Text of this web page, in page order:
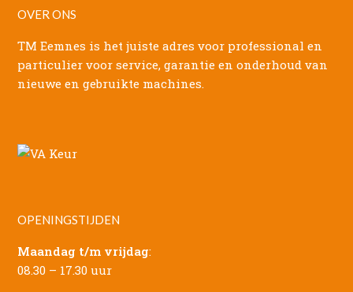
OVER ONS
TM Eemnes is het juiste adres voor professional en
particulier voor service, garantie en onderhoud van
nieuwe en gebruikte machines.
OPENINGSTIJDEN
Maandag t/m vrijdag:
08.30 – 17.30 uur